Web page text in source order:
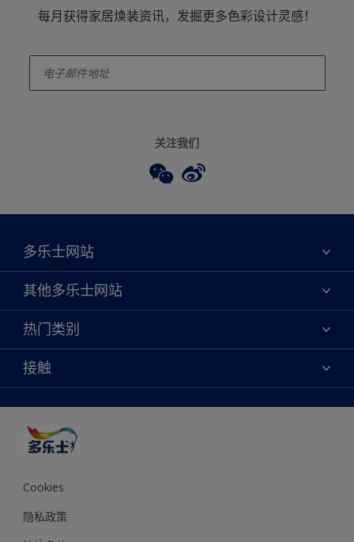
每月获得家居焕装资讯，发掘更多色彩设计灵感！
关注我们
多乐士网站
关于我们
联系我们
查找店铺
绿色工厂
其他多乐士网站
焕新服务
多乐士专业
天猫官方旗舰店
抖音官方旗舰店
热门类别
颜色
产品
创意灵感
装修建议
可持续发展
多乐士2025年度色彩 - 金盏黄
接触
颜色准确性
Cookies
隐私政策